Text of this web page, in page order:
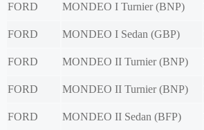
FORD
MONDEO I Turnier (BNP)
FORD
MONDEO I Sedan (GBP)
FORD
MONDEO II Turnier (BNP)
FORD
MONDEO II Turnier (BNP)
FORD
MONDEO II Sedan (BFP)